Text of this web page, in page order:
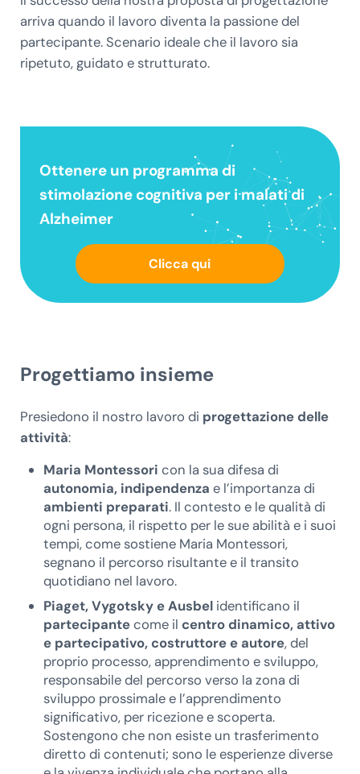
arriva quando il lavoro diventa la passione del
partecipante. Scenario ideale che il lavoro sia
ripetuto, guidato e strutturato.
Ottenere un programma di
stimolazione cognitiva per i malati di
Alzheimer
Clicca qui
Progettiamo insieme
Presiedono il nostro lavoro di progettazione delle
attività:
Maria Montessori con la sua difesa di
autonomia, indipendenza e l’importanza di
ambienti preparati. Il contesto e le qualità di
ogni persona, il rispetto per le sue abilità e i suoi
tempi, come sostiene Maria Montessori,
segnano il percorso risultante e il transito
quotidiano nel lavoro.
Piaget, Vygotsky e Ausbel identificano il
partecipantecome il centro dinamico, attivo
e partecipativo, costruttore e autore, del
proprio processo, apprendimento e sviluppo,
responsabile del percorso verso la zona di
sviluppo prossimale e l’apprendimento
significativo, per ricezione e scoperta.
Sostengono che non esiste un trasferimento
diretto di contenuti; sono le esperienze diverse